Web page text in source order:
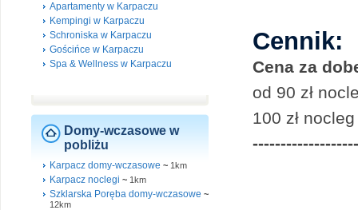
Apartamenty w Karpaczu
Kempingi w Karpaczu
Schroniska w Karpaczu
Gościńce w Karpaczu
Spa & Wellness w Karpaczu
Domy-wczasowe w
pobliżu
Karpacz domy-wczasowe ~ 1km
Karpacz noclegi ~ 1km
Szklarska Poręba domy-wczasowe ~
12km
Cennik:
Cena za
od 90 zł
100 zł